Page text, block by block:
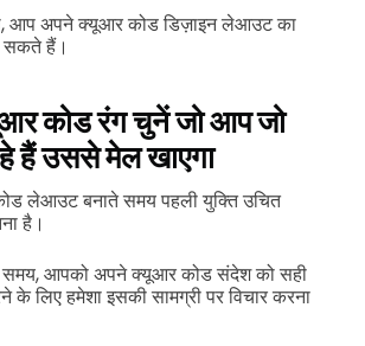
आप अपने क्यूआर कोड डिज़ाइन लेआउट का
सकते हैं।
कोड रंग चुनें जो आप जो
हैं उससे मेल खाएगा
लेआउट बनाते समय पहली युक्ति उचित
है।
आपको अपने क्यूआर कोड संदेश को सही
के लिए हमेशा इसकी सामग्री पर विचार करना